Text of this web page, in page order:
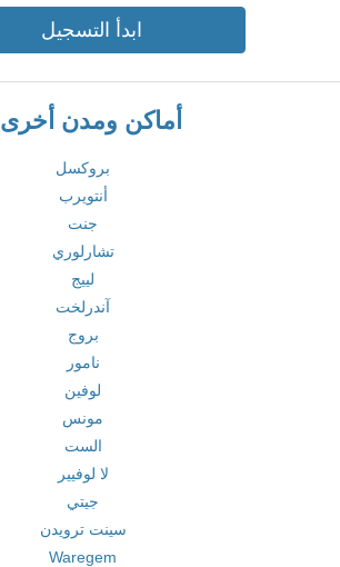
ابدأ التسجيل
أماكن ومدن أخرى
بروكسل
أنتويرب
جنت
تشارلوري
لييج
آندرلخت
بروج
نامور
لوفين
مونس
الست
لا لوفيير
جيتي
سينت ترويدن
Waregem